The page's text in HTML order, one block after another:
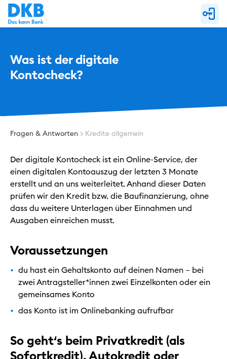
Was ist der digitale
Kontocheck?
Fragen & Antworten Kredite allgemein
Der digitale Kontocheck ist ein Online-Service, der
einen digitalen Kontoauszug der letzten 3 Monate
erstellt und an uns weiterleitet. Anhand dieser Daten
prüfen wir den Kredit bzw. die Baufinanzierung, ohne
dass du weitere Unterlagen über Einnahmen und
Ausgaben einreichen musst.
Voraussetzungen
du hast ein Gehaltskonto auf deinen Namen – bei
zwei Antragsteller*innen zwei Einzelkonten oder ein
gemeinsames Konto
das Konto ist im Onlinebanking aufrufbar
So geht‘s beim Privatkredit (als
Sofortkredit), Autokredit oder